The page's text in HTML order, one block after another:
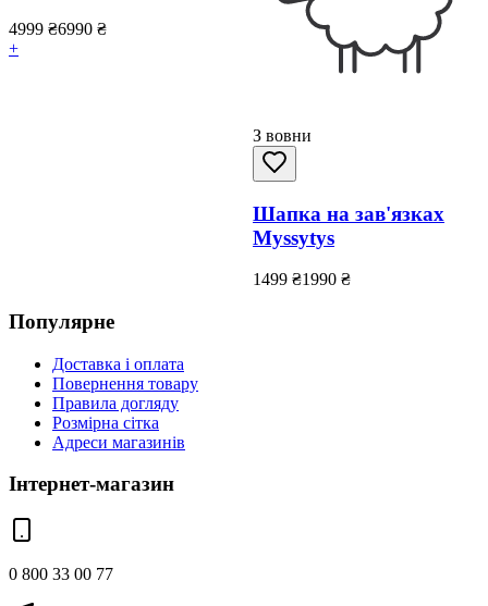
4999 ₴6990 ₴
+
З вовни
Шапка на зав'язках
Myssytys
1499 ₴1990 ₴
Популярне
Доставка і оплата
Повернення товару
Правила догляду
Розмірна сітка
Адреси магазинів
Інтернет-магазин
0 800 33 00 77